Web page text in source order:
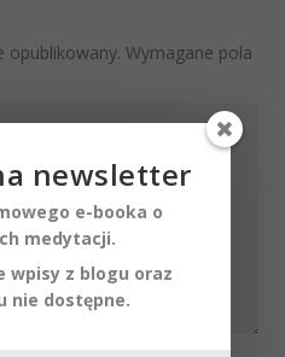
opublikowany. Wymagane pola
newsletter
e-booka o
medytacji.
wpisy z blogu oraz
nie dostępne.